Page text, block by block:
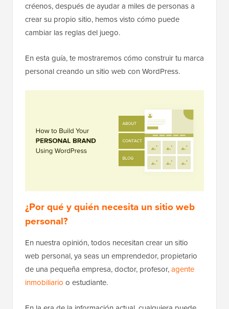
créenos, después de ayudar a miles de personas a
crear su propio sitio, hemos visto cómo puede
cambiar las reglas del juego.
En esta guía, te mostraremos cómo construir tu marca
personal creando un sitio web con WordPress.
¿Por qué y quién necesita un sitio web
personal?
En nuestra opinión, todos necesitan crear un sitio
web personal, ya seas un emprendedor, propietario
de una pequeña empresa, doctor, profesor,agente
inmobiliario o estudiante.